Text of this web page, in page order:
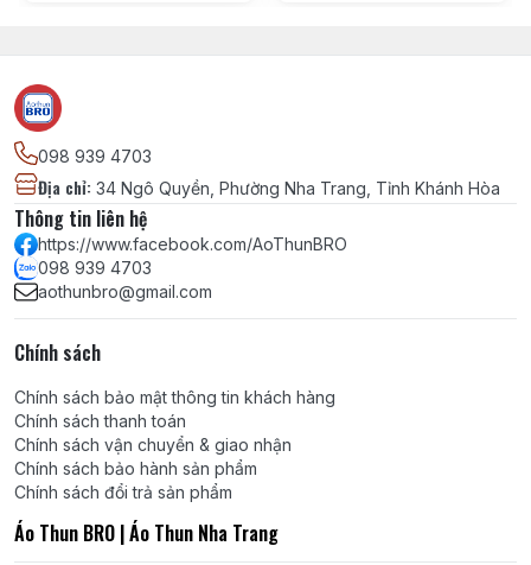
098 939 4703
Địa chỉ: 34 Ngô Quyền, Phường Nha Trang, Tỉnh Khánh Hòa
Thông tin liên hệ
https://www.facebook.com/AoThunBRO
098 939 4703
aothunbro@gmail.com
Chính sách
Chính sách bảo mật thông tin khách hàng
Chính sách thanh toán
Chính sách vận chuyển & giao nhận
Chính sách bảo hành sản phẩm
Chính sách đổi trả sản phẩm
Áo Thun BRO | Áo Thun Nha Trang